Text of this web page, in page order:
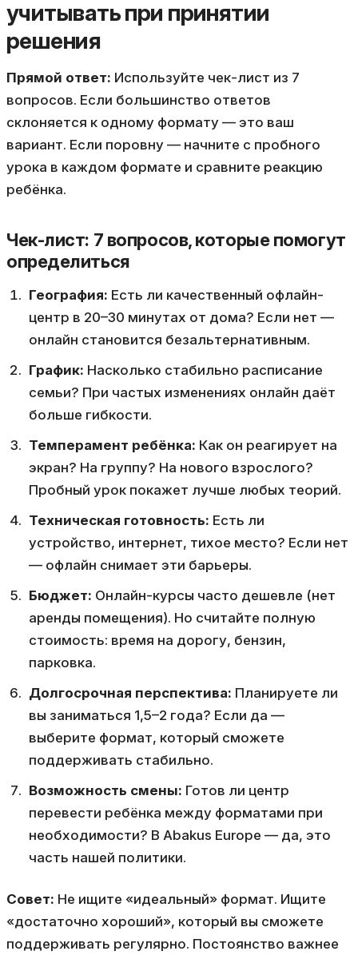
учитывать при принятии
решения
Прямой ответ: Используйте чек-лист из 7
вопросов. Если большинство ответов
склоняется к одному формату — это ваш
вариант. Если поровну — начните с пробного
урока в каждом формате и сравните реакцию
ребёнка.
Чек-лист: 7 вопросов, которые помогут
определиться
География: Есть ли качественный офлайн-
центр в 20–30 минутах от дома? Если нет —
онлайн становится безальтернативным.
График: Насколько стабильно расписание
семьи? При частых изменениях онлайн даёт
больше гибкости.
Темперамент ребёнка: Как он реагирует на
экран? На группу? На нового взрослого?
Пробный урок покажет лучше любых теорий.
Техническая готовность: Есть ли
устройство, интернет, тихое место? Если нет
— офлайн снимает эти барьеры.
Бюджет: Онлайн-курсы часто дешевле (нет
аренды помещения). Но считайте полную
стоимость: время на дорогу, бензин,
парковка.
Долгосрочная перспектива: Планируете ли
вы заниматься 1,5–2 года? Если да —
выберите формат, который сможете
поддерживать стабильно.
Возможность смены: Готов ли центр
перевести ребёнка между форматами при
необходимости? В Abakus Europe — да, это
часть нашей политики.
Совет: Не ищите «идеальный» формат. Ищите
«достаточно хороший», который вы сможете
поддерживать регулярно. Постоянство важнее